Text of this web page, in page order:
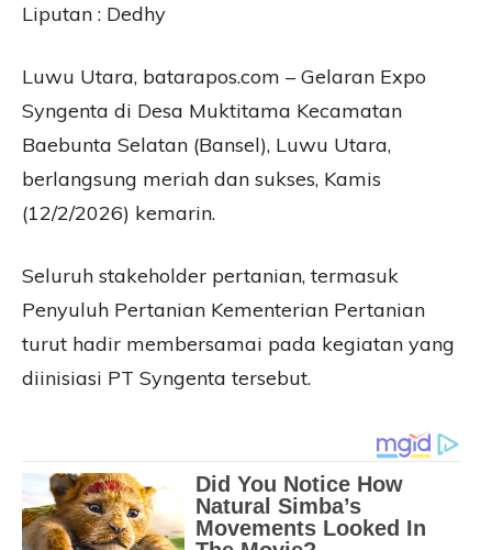
Liputan : Dedhy
Luwu Utara, batarapos.com – Gelaran Expo
Syngenta di Desa Muktitama Kecamatan
Baebunta Selatan (Bansel), Luwu Utara,
berlangsung meriah dan sukses, Kamis
(12/2/2026) kemarin.
Seluruh stakeholder pertanian, termasuk
Penyuluh Pertanian Kementerian Pertanian
turut hadir membersamai pada kegiatan yang
diinisiasi PT Syngenta tersebut.